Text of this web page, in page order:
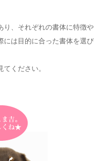
り、それぞれの書体に特徴や
には目的に合った書体を選び
ください。